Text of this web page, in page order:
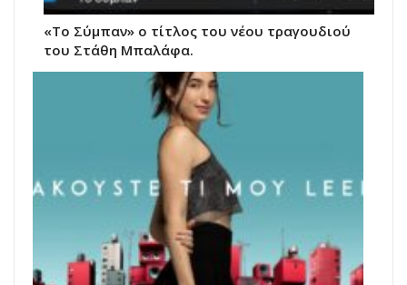
«Το Σύμπαν» ο τίτλος του νέου τραγουδιού
του Στάθη Μπαλάφα.